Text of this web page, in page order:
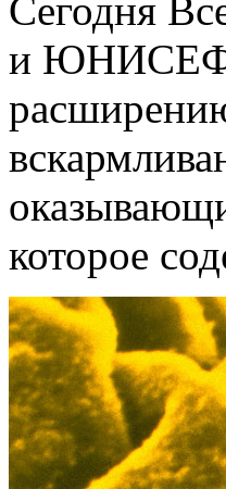
Сегодня
и ЮНИСЕФ
которое